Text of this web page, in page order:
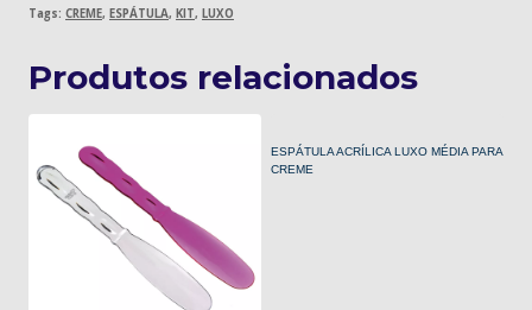
Tags: CREME, ESPÁTULA, KIT, LUXO
Produtos relacionados
ESPÁTULA ACRÍLICA LUXO MÉDIA PARA
CREME